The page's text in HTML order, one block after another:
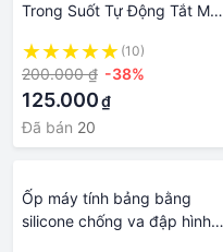
Trong Suốt Tự Động Tắt Màn
Đựng Bút Cho Xiaomi Pad 6
11 '' 2023 / Ipad 5 Pro
(10)
200.000 ₫ -38%
125.000₫
Đã bán 20
Ốp máy tính bảng bằng
silicone chống va đập hình